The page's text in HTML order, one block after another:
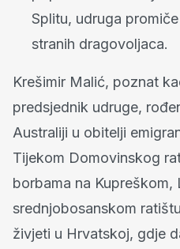
Splitu, udruga
stranih dragovoljaca.
Krešimir Malić, poznat
predsjednik udruge,
Australiji u obitelji
Tijekom Domovinskog
borbama na Kupreškom,
srednjobosanskom
živjeti u Hrvatskoj, gdje